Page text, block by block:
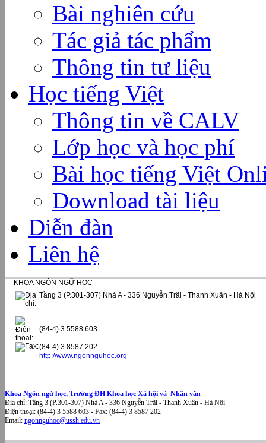
Bài nghiên cứu
Tác giả tác phẩm
Thông tin tư liệu
Học tiếng Việt
Thông tin về CALV
Lớp học và học phí
Bài học tiếng Việt
Download tài liệu
Diễn đàn
Liên hệ
KHOA NGÔN NGỮ HỌC
Tầng 3 (P.301-307) Nhà A - 336 Nguyễn Trãi - Thanh Xuân - Hà Nội
(84-4) 3 5588 603
(84-4) 3 8587 202
http://www.ngonnguhoc.org
Khoa Ngôn ngữ học, Trường ĐH Khoa học Xã hội và Nhân văn
Địa chỉ: Tầng 3 (P.301-307) Nhà A - 336 Nguyễn Trãi - Thanh Xuân - Hà Nội
Điện thoại: (84-4) 3 5588 603 - Fax: (84-4) 3 8587 202
Email: ngonnguhoc@ussh.edu.vn